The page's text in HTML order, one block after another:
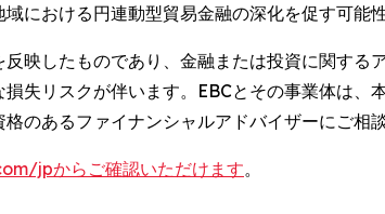
における円連動型貿易金融の深化を促す可能
映したものであり、金融または投資に関す
失リスクが伴います。EBCとその事業体は
のあるファイナンシャルアドバイザーにご相
jpからご確認いただけます。